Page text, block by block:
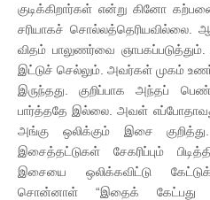
குடிக்கிறார்கள் என்று கினோ
சரியாகச் சொல்லத்தெரியவில்லை.
விதம் பாலுணர்வை
இட்டுச் செல்லும். அவர்கள் முகம்
இருந்தது. குறிப்பாக அந்தப்
பார்த்ததே இல்லை. அவள்
அங்கு ஒலிக்கும் இசை
இசைத்தட்டுகள் சேகரிப்பும்
இசையை ஒலிக்கவிட்டு
சொன்னாள் “இதைக்